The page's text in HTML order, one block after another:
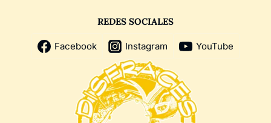
REDES SOCIALES
Facebook Instagram YouTube